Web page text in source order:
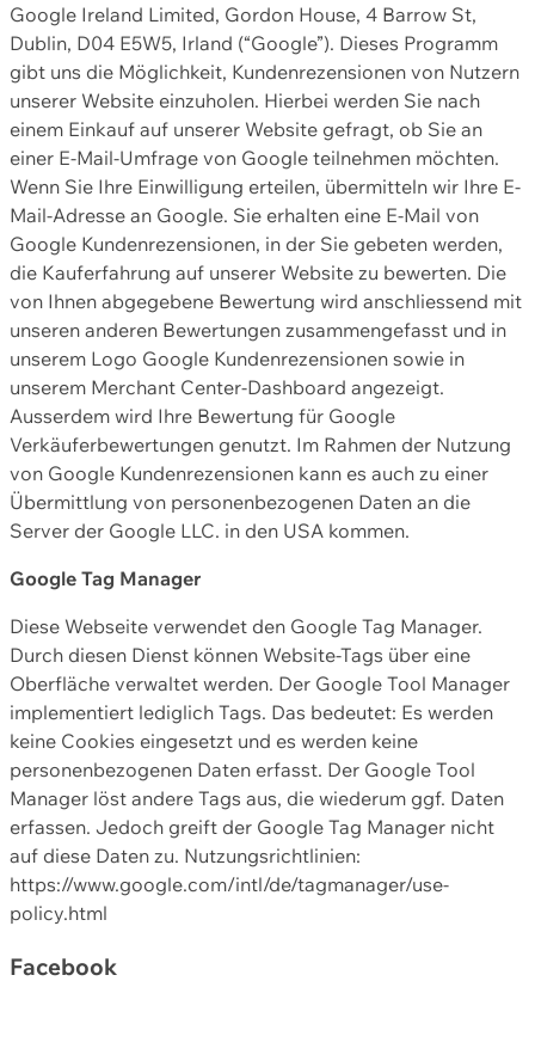
Google Ireland Limited, Gordon House, 4 Barrow St,
Dublin, D04 E5W5, Irland (“Google”). Dieses Programm
gibt uns die Möglichkeit, Kundenrezensionen von Nutzern
unserer Website einzuholen. Hierbei werden Sie nach
einem Einkauf auf unserer Website gefragt, ob Sie an
einer E-Mail-Umfrage von Google teilnehmen möchten.
Wenn Sie Ihre Einwilligung erteilen, übermitteln wir Ihre E-
Mail-Adresse an Google. Sie erhalten eine E-Mail von
Google Kundenrezensionen, in der Sie gebeten werden,
die Kauferfahrung auf unserer Website zu bewerten. Die
von Ihnen abgegebene Bewertung wird anschliessend mit
unseren anderen Bewertungen zusammengefasst und in
unserem Logo Google Kundenrezensionen sowie in
unserem Merchant Center-Dashboard angezeigt.
Ausserdem wird Ihre Bewertung für Google
Verkäuferbewertungen genutzt. Im Rahmen der Nutzung
von Google Kundenrezensionen kann es auch zu einer
Übermittlung von personenbezogenen Daten an die
Server der Google LLC. in den USA kommen.
Google Tag Manager
Diese Webseite verwendet den Google Tag Manager.
Durch diesen Dienst können Website-Tags über eine
Oberfläche verwaltet werden. Der Google Tool Manager
implementiert lediglich Tags. Das bedeutet: Es werden
keine Cookies eingesetzt und es werden keine
personenbezogenen Daten erfasst. Der Google Tool
Manager löst andere Tags aus, die wiederum ggf. Daten
erfassen. Jedoch greift der Google Tag Manager nicht
auf diese Daten zu. Nutzungsrichtlinien:
https://www.google.com/intl/de/tagmanager/use-
policy.html
Facebook